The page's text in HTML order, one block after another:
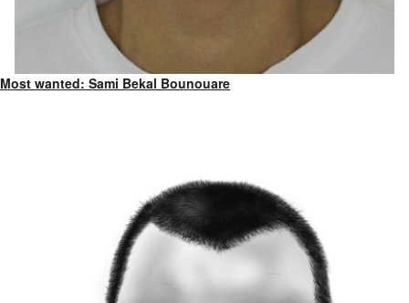
Most wanted: Sami Bekal Bounouare